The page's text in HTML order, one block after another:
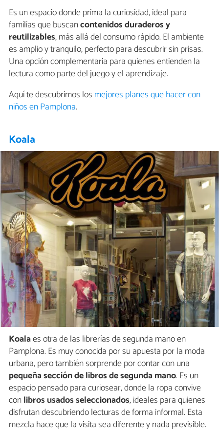
Es un espacio donde prima la curiosidad, ideal para
familias que buscancontenidos duraderos y
reutilizables, más allá del consumo rápido. El ambiente
es amplio y tranquilo, perfecto para descubrir sin prisas.
Una opción complementaria para quienes entienden la
lectura como parte del juego y el aprendizaje.
Aquí te descubrimos los mejores planes que hacer con
niños en Pamplona.
Koala
Koalaes otra de las librerías de segunda mano en
Pamplona. Es muy conocida por su apuesta por la moda
urbana, pero también sorprende por contar con una
pequeña sección de libros de segunda mano. Es un
espacio pensado para curiosear, donde la ropa convive
conlibros usados seleccionados, ideales para quienes
disfrutan descubriendo lecturas de forma informal. Esta
mezcla hace que la visita sea diferente y nada previsible.